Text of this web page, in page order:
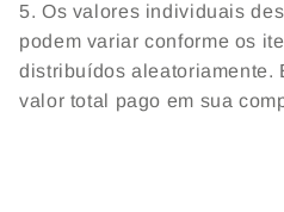
5. Os valores individuais
podem variar conforme os
distribuídos aleatoriamente.
valor total pago em sua